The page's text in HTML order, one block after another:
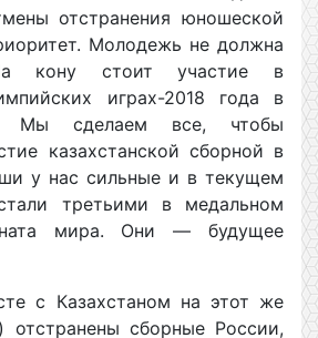
отстранения юношеской
Молодежь не должна
кону стоит участие в
играх-2018 года в
Мы сделаем все, чтобы
казахстанской сборной в
у нас сильные и в текущем
третьими в медальном
мира. Они — будущее
с Казахстаном на этот же
отстранены сборные России,